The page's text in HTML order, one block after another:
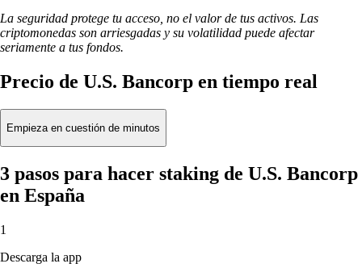
La seguridad protege tu acceso, no el valor de tus activos. Las
criptomonedas son arriesgadas y su volatilidad puede afectar
seriamente a tus fondos.
Precio de U.S. Bancorp en tiempo real
Empieza en cuestión de minutos
3 pasos para hacer staking de U.S. Bancorp
en España
1
Descarga la app